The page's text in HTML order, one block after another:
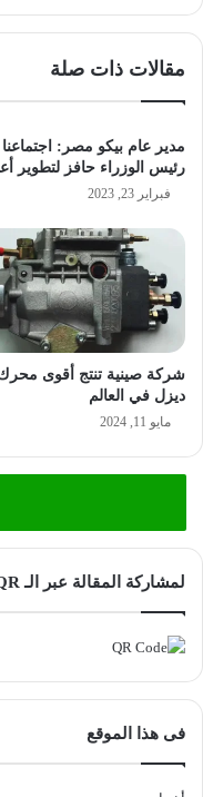
مقالات ذات صلة
مدير عام بيكو مصر:
رئيس الوزراء حافز لتطوير
فبراير 23, 2023
شركة صينية تنتج أقوى
ديزل في العالم
مايو 11, 2024
لمشاركة المقالة عبر الـ QR
فى هذا الموقع